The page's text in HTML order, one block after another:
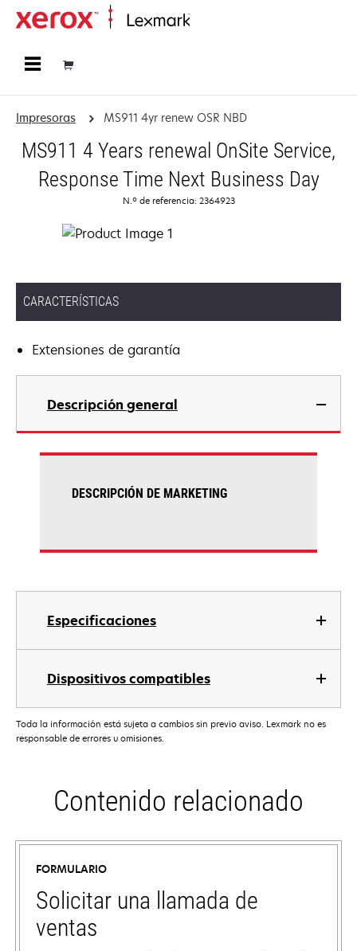
Impresoras MS911 4yr renew OSR NBD
MS911 4 Years renewal OnSite Service,
Response Time Next Business Day
N.º de referencia: 2364923
CARACTERÍSTICAS
Extensiones de garantía
Descripción general
Especificaciones
Dispositivos compatibles
DESCRIPCIÓN DE MARKETING
Toda la información está sujeta a cambios sin previo aviso. Lexmark no es
responsable de errores u omisiones.
Contenido relacionado
FORMULARIO
Solicitar una llamada de
ventas